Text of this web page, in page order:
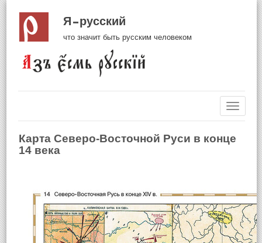
Я русский
что значит быть русским человеком
Карта Северо-Восточной Руси в конце
14 века